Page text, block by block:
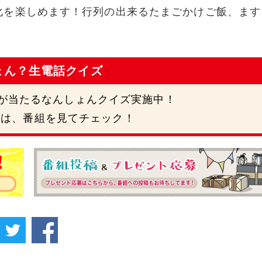
楽しめます！行列の出来るたまごかけご飯、ま
ん？生電話クイズ
当たるなんしょんクイズ実施中！
、番組を見てチェック！